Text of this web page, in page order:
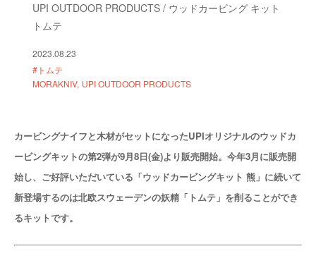
UPI OUTDOOR PRODUCTS / ウッドカービング キット
トムテ
2023.08.23
#トムテ
MORAKNIV UPI OUTDOOR PRODUCTS
カービングナイフと木材がセットになったUPIオリジナルのウッドカ
ービングキットの第2弾が9月8日(金)より販売開始。今年3月に販売開
始し、ご好評いただいている「ウッドカービングキット 熊」に続いて
新登場するのは北欧スウェーデンの妖精「トムテ」を削ることができ
るキットです。